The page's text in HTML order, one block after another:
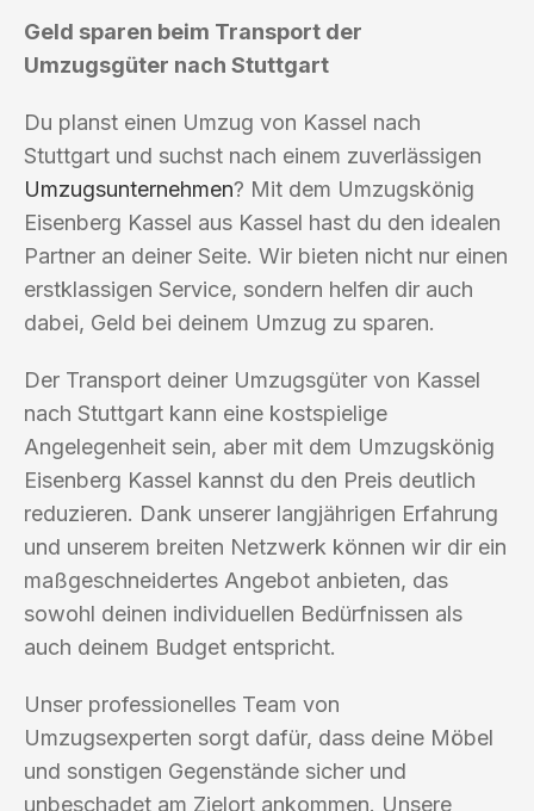
Geld sparen beim Transport der
Umzugsgüter nach Stuttgart
Du planst einen Umzug von Kassel nach
Stuttgart und suchst nach einem zuverlässigen
Umzugsunternehmen? Mit dem Umzugskönig
Eisenberg Kassel aus Kassel hast du den idealen
Partner an deiner Seite. Wir bieten nicht nur einen
erstklassigen Service, sondern helfen dir auch
dabei, Geld bei deinem Umzug zu sparen.
Der Transport deiner Umzugsgüter von Kassel
nach Stuttgart kann eine kostspielige
Angelegenheit sein, aber mit dem Umzugskönig
Eisenberg Kassel kannst du den Preis deutlich
reduzieren. Dank unserer langjährigen Erfahrung
und unserem breiten Netzwerk können wir dir ein
maßgeschneidertes Angebot anbieten, das
sowohl deinen individuellen Bedürfnissen als
auch deinem Budget entspricht.
Unser professionelles Team von
Umzugsexperten sorgt dafür, dass deine Möbel
und sonstigen Gegenstände sicher und
unbeschadet am Zielort ankommen. Unsere